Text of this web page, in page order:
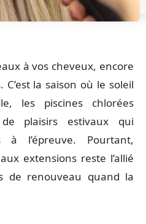
à vos cheveux, encore
la saison où le soleil
les piscines chlorées
de plaisirs estivaux qui
l’épreuve. Pourtant,
extensions reste l’allié
de renouveau quand la